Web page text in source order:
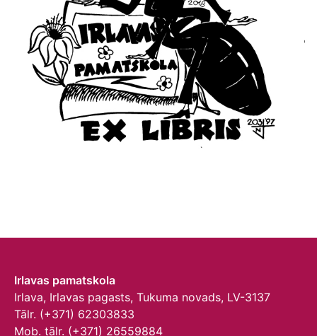
Irlavas pamatskola
Irlava, Irlavas pagasts, Tukuma novads, LV-3137
Tālr. (+371) 62303833
Mob. tālr. (+371) 26559884